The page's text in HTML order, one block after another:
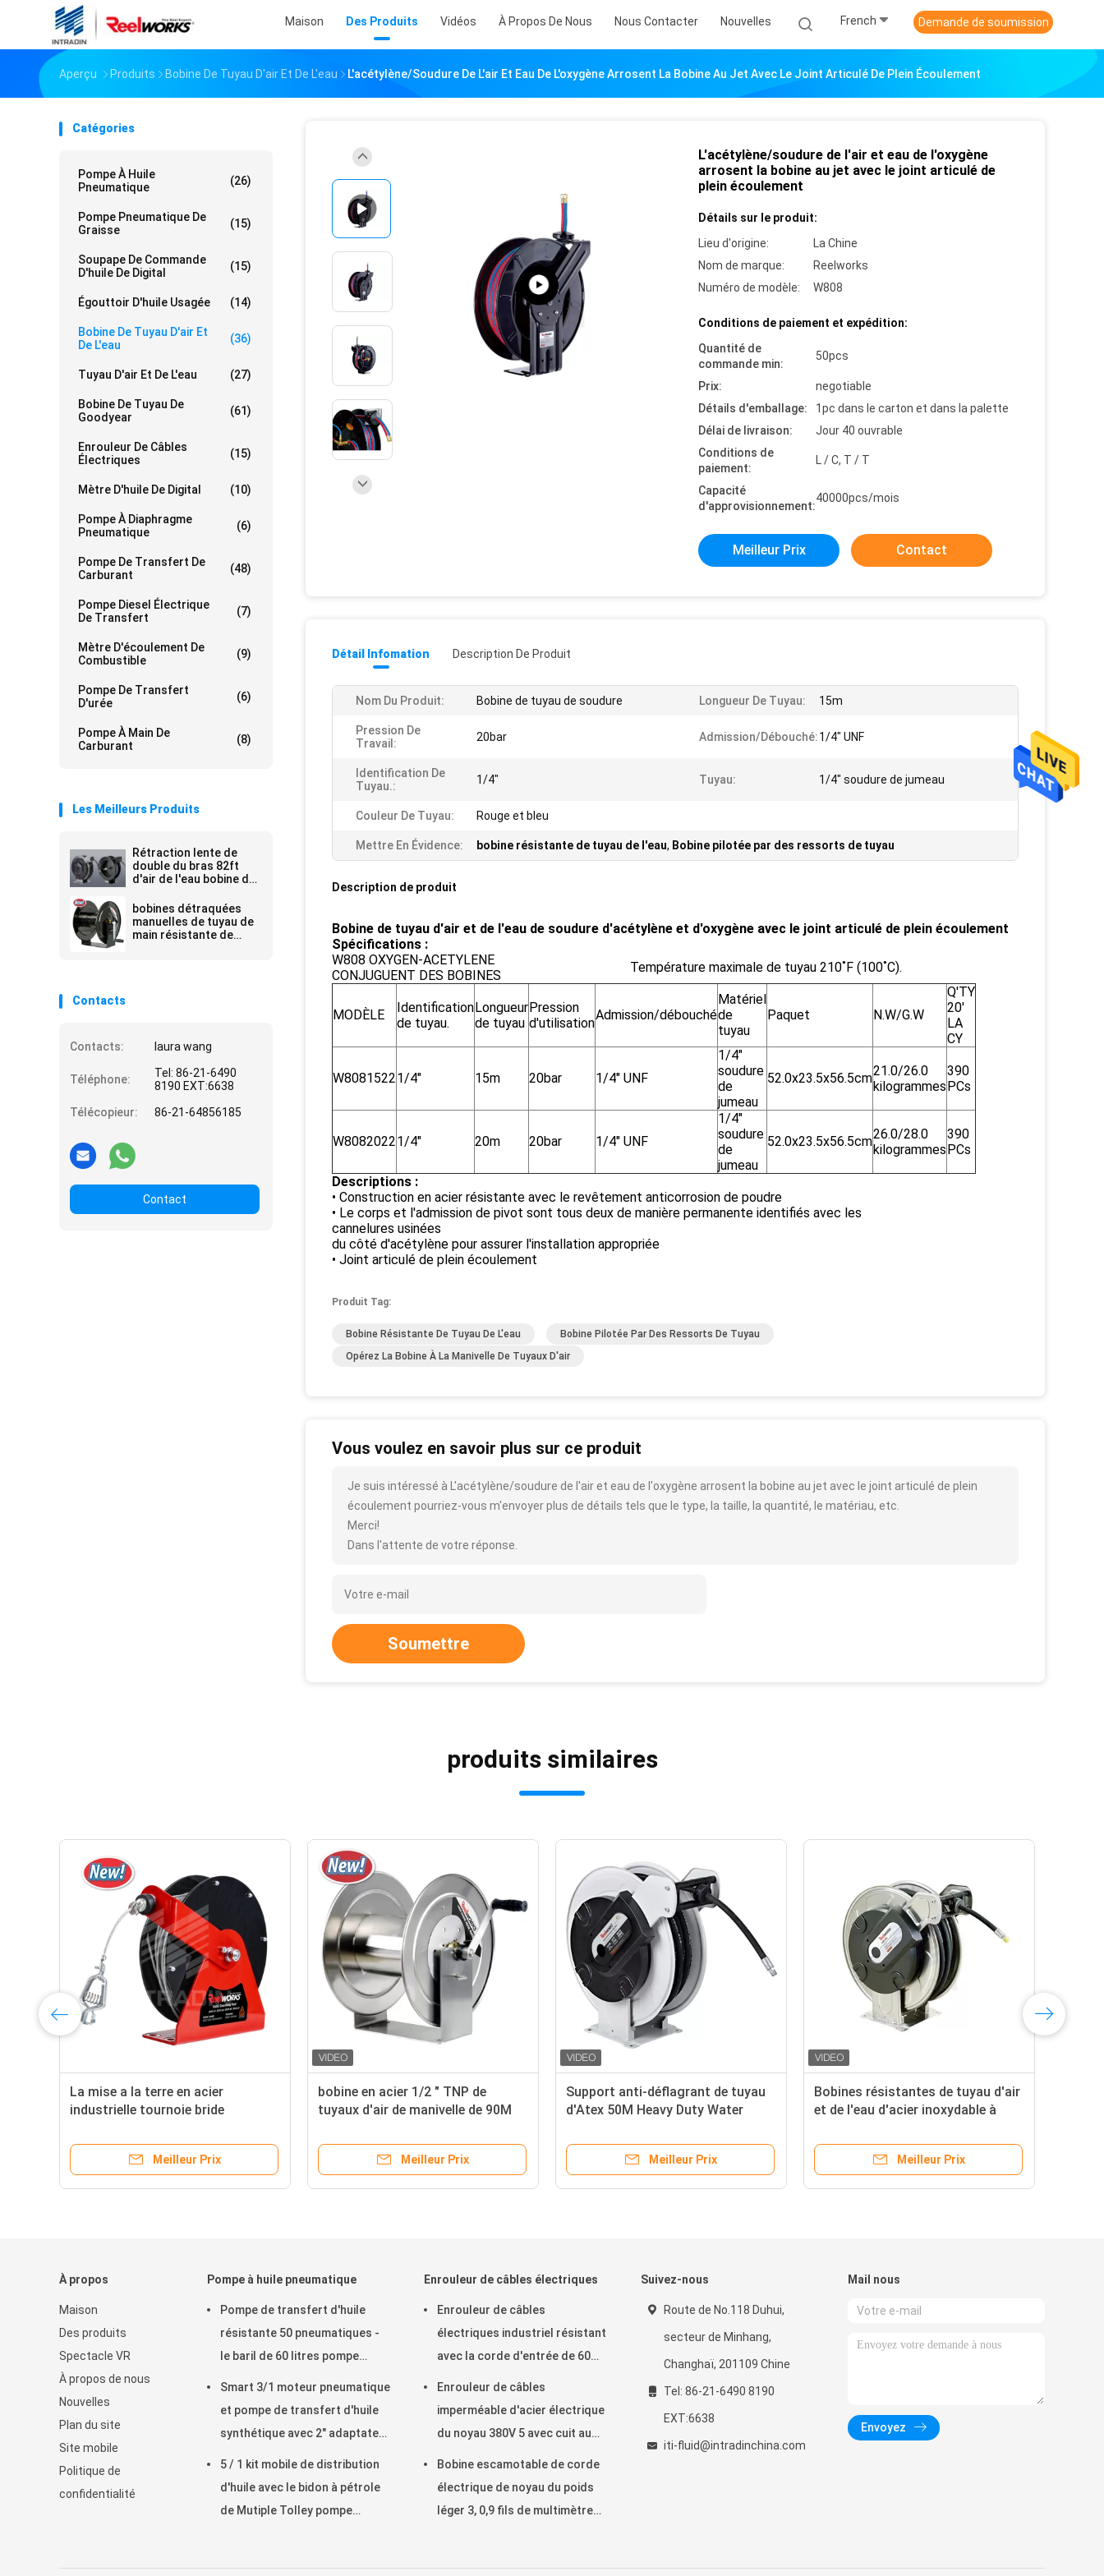
Maison Des Produits Vidéos À Propos De Nous Nous Contacter Nouvelles French Demande de soumission
Aperçu Produits Bobine De Tuyau D'air Et De L'eau L'acétylène/soudure De L'air Et Eau De L'oxygène Arrosent La Bobine Au Jet Avec Le Joint Articulé De Plein Écoulement
Catégories
Pompe À Huile
Pneumatique
(26)
Pompe Pneumatique De
Graisse
(15)
Soupape De Commande
D'huile De Digital
(15)
Égouttoir D'huile Usagée (14)
Bobine De Tuyau D'air Et
De L'eau
(36)
Tuyau D'air Et De L'eau (27)
Bobine De Tuyau De
Goodyear
(61)
Enrouleur De Câbles
Électriques
(15)
Mètre D'huile De Digital (10)
Pompe À Diaphragme
Pneumatique
(6)
Pompe De Transfert De
Carburant
(48)
Pompe Diesel Électrique
De Transfert
(7)
Mètre D'écoulement De
Combustible
(9)
Pompe De Transfert
D'urée
(6)
Pompe À Main De
Carburant
(8)
Les Meilleurs Produits
Rétraction lente de
double du bras 82ft
d'air de l'eau bobine de
bobines détraquées
manuelles de tuyau de
main résistante de
Contacts
Contacts: laura wang
Téléphone:
Tel: 86-21-6490
8190 EXT:6638
Télécopieur:
86-21-64856185
Contact
L'acétylène/soudure de l'air et eau de l'oxygène
arrosent la bobine au jet avec le joint articulé de
plein écoulement
Détails sur le produit:
Lieu d'origine:
La Chine
Nom de marque:
Reelworks
Numéro de modèle:
W808
Conditions de paiement et expédition:
Quantité de
commande min:
50pcs
Prix:
negotiable
Détails d'emballage:
1pc dans le carton et dans la palette
Délai de livraison:
Jour 40 ouvrable
Conditions de
paiement:
L / C, T / T
Capacité
d'approvisionnement:
40000pcs/mois
Meilleur Prix Contact
Détail Infomation Description De Produit
Nom Du Produit: Bobine de tuyau de soudure Longueur De Tuyau: 15m
Pression De
Travail:
20bar Admission/débouché:1/4" UNF
Identification De
Tuyau.:
1/4" Tuyau: 1/4" soudure de jumeau
Couleur De Tuyau: Rouge et bleu
Mettre En Évidence: bobine résistante de tuyau de l'eau, Bobine pilotée par des ressorts de tuyau
Description de produit
Bobine de tuyau d'air et de l'eau de soudure d'acétylène et d'oxygène avec le joint articulé de plein écoulement
Spécifications :
W808 OXYGEN-ACETYLENE
CONJUGUENT DES BOBINES
Température maximale de tuyau 210˚F (100˚C).
MODÈLE
Identification
de tuyau.
Longueur
de tuyau
Pression
d'utilisation
Admission/débouché
Matériel
de
tuyau
Paquet N.W/G.W
Q'TY
20'
LA
CY
W80815221/4" 15m 20bar 1/4" UNF
1/4"
soudure
de
jumeau
52.0x23.5x56.5cm21.0/26.0
kilogrammes
390
PCs
W80820221/4" 20m 20bar 1/4" UNF
1/4"
soudure
de
jumeau
52.0x23.5x56.5cm26.0/28.0
kilogrammes
390
PCs
Descriptions :
• Construction en acier résistante avec le revêtement anticorrosion de poudre
• Le corps et l'admission de pivot sont tous deux de manière permanente identifiés avec les
cannelures usinées
du côté d'acétylène pour assurer l'installation appropriée
• Joint articulé de plein écoulement
Produit Tag:
Bobine Résistante De Tuyau De L'eau
Bobine Pilotée Par Des Ressorts De Tuyau
Opérez La Bobine À La Manivelle De Tuyaux D'air
Vous voulez en savoir plus sur ce produit
Je suis intéressé à L'acétylène/soudure de l'air et eau de l'oxygène arrosent la bobine au jet avec le joint articulé de plein
écoulement pourriez-vous m'envoyer plus de détails tels que le type, la taille, la quantité, le matériau, etc.
Merci!
Dans l'attente de votre réponse.
Soumettre
produits similaires
La mise a la terre en acier
industrielle tournoie bride
réapprovisionnement en
combustible
Meilleur Prix
bobine en acier 1/2 " TNP de
tuyaux d'air de manivelle de 90M
Meilleur Prix
Support anti-déflagrant de tuyau
d'Atex 50M Heavy Duty Water
Meilleur Prix
Bobines résistantes de tuyau d'air
et de l'eau d'acier inoxydable à
Meilleur Prix
À propos
Maison
Des produits
Spectacle VR
À propos de nous
Nouvelles
Plan du site
Site mobile
Politique de
confidentialité
Pompe à huile pneumatique
Pompe de transfert d'huile
résistante 50 pneumatiques -
le baril de 60 litres pompe
Smart 3/1 moteur pneumatique
et pompe de transfert d'huile
synthétique avec 2" adaptateur
5 / 1 kit mobile de distribution
d'huile avec le bidon à pétrole
de Mutiple Tolley pompe
Enrouleur de câbles électriques
Enrouleur de câbles
électriques industriel résistant
avec la corde d'entrée de 60
Enrouleur de câbles
imperméable d'acier électrique
du noyau 380V 5 avec cuit au
Bobine escamotable de corde
électrique de noyau du poids
léger 3, 0,9 fils de multimètre
Suivez-nous
Route de No.118 Duhui,
secteur de Minhang,
Changhaï, 201109 Chine
Tel: 86-21-6490 8190
EXT:6638
iti-fluid@intradinchina.com
Mail nous
Envoyez